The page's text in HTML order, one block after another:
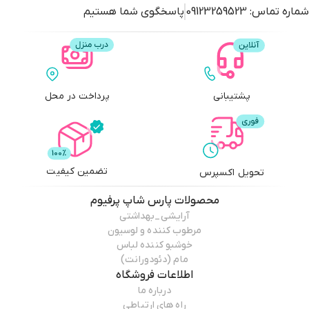
شماره تماس: 09123259523 پاسخگوی شما هستیم
پشتیبانی پرداخت در محل
تحویل اکسپرس تضمین کیفیت
محصولات پارس شاپ پرفیوم
آرایشی_بهداشتی
مرطوب کننده و لوسیون
خوشبو کننده لباس
مام (دئودورانت)
اطلاعات فروشگاه
درباره ما
راه های ارتباطی